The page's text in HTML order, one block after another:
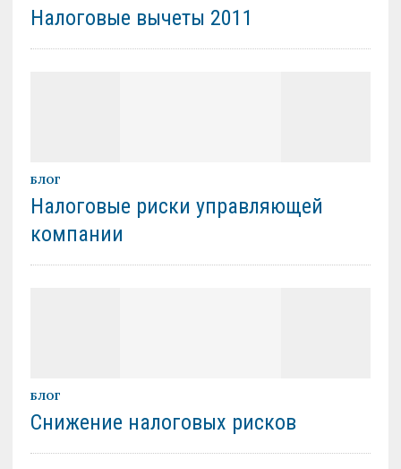
Налоговые вычеты 2011
БЛОГ
Налоговые риски управляющей
компании
БЛОГ
Снижение налоговых рисков